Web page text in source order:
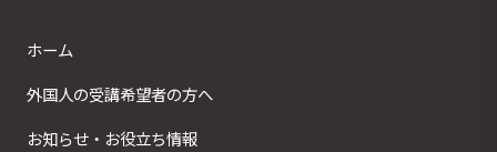
ホーム
外国人の受講希望者の方へ
お知らせ・お役立ち情報